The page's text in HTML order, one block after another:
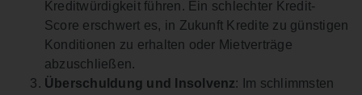
Kreditwürdigkeit führen. Ein schlechter Kredit-
Score erschwert es, in Zukunft Kredite zu günstigen
Konditionen zu erhalten oder Mietverträge
abzuschließen.
Überschuldung und Insolvenz: Im schlimmsten